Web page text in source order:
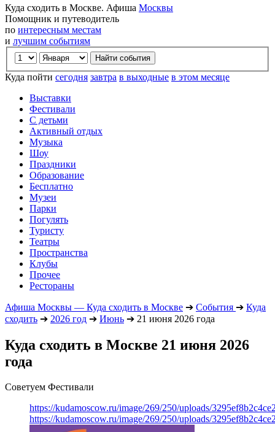
Куда сходить в Москве. Афиша Москвы
Помощник и путеводитель
по интересным местам
и лучшим событиям
Куда пойти сегодня завтра в выходные в этом месяце
Выставки
Фестивали
С детьми
Активный отдых
Музыка
Шоу
Праздники
Образование
Бесплатно
Музеи
Парки
Погулять
Туристу
Театры
Пространства
Клубы
Прочее
Рестораны
Афиша Москвы — Куда сходить в Москве ➔ События ➔ Куда
сходить ➔ 2026 год ➔ Июнь ➔ 21 июня 2026 года
Куда сходить в Москве 21 июня 2026
года
Советуем Фестивали
https://kudamoscow.ru/image/269/250/uploads/
https://kudamoscow.ru/image/269/250/uploads/